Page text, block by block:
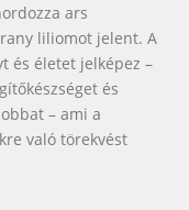
ars
liliomot jelent. A
és életet jelképez –
és
– ami a
való törekvést